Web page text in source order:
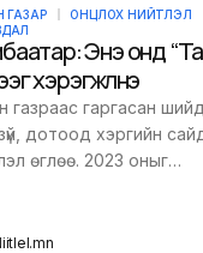
time I
Илгээх
ГАЗАР ОНЦЛОХ НИЙТЛЭЛ
Энэ онд
хэрэгжүүлнэ
газраас гаргасан
дотоод хэргийн
өглөө. 2023 оныг…